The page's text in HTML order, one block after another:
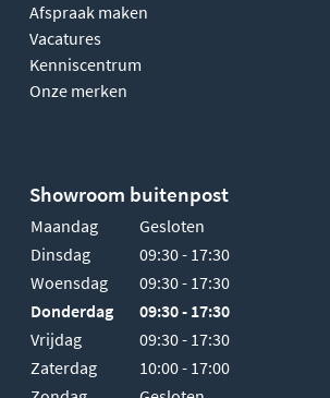
Afspraak maken
Vacatures
Kenniscentrum
Onze merken
Showroom buitenpost
Maandag
Gesloten
Dinsdag
09:30 - 17:30
Woensdag
09:30 - 17:30
Donderdag
09:30 - 17:30
Vrijdag
09:30 - 17:30
Zaterdag
10:00 - 17:00